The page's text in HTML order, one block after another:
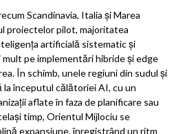
Scandinavia, Italia și Marea
proiectelor pilot, majoritatea
artificială sistematic și
pe implementări hibride și edge
În schimb, unele regiuni din sudul și
la începutul călătoriei AI, cu un
aflate în faza de planificare sau
timp, Orientul Mijlociu se
expansiune, înregistrând un ritm